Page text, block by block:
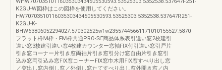
K2GU-W図枠はこの図枠を使用してください。
HW70703510116035303434505530593.53525303.5352538.537647R251-
K2GU-K-
BHW63806052294027.570302525w1w23557445661171010155527.5870
フラット枠M枠・FM枠共通PRO-SE商品体系表引違い窓2枚建引
違い窓3枚建引違い窓4枚建カウンター窓袖FIX付引違い窓引戸片
引き窓コーナー片引き窓両袖片引き窓引分け窓自由片引き窓引
込み窓両引込み窓FIX窓コーナーFIX窓巾木用FIX窓すべり出し窓
／突出し窓内倒し窓／外倒し窓たてすべり出し窓外開き窓／内